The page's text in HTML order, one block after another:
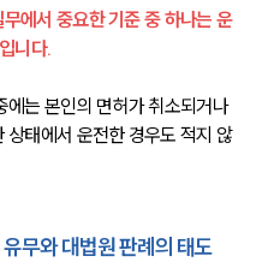
에서 중요한 기준 중 하나는 운
니다.
에는 본인의 면허가 취소되거나
태에서 운전한 경우도 적지 않
무와 대법원 판례의 태도